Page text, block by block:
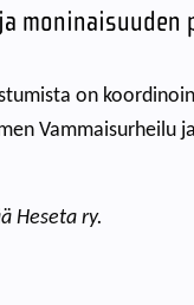
moninaisuuden
on
Vammaisurheilu
Heseta ry.